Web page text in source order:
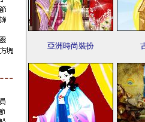
亞洲時尚裝扮